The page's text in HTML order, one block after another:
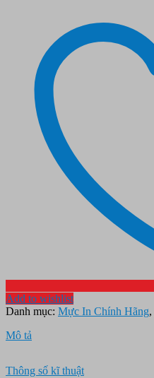
Add to wishlist
Danh mục: Mực In Chính Hãng,
Mô tả
Thông số kĩ thuật